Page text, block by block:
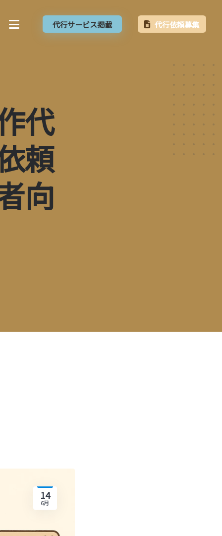
代行サービス掲載 代行依頼募集
代
頼
向
14
6月